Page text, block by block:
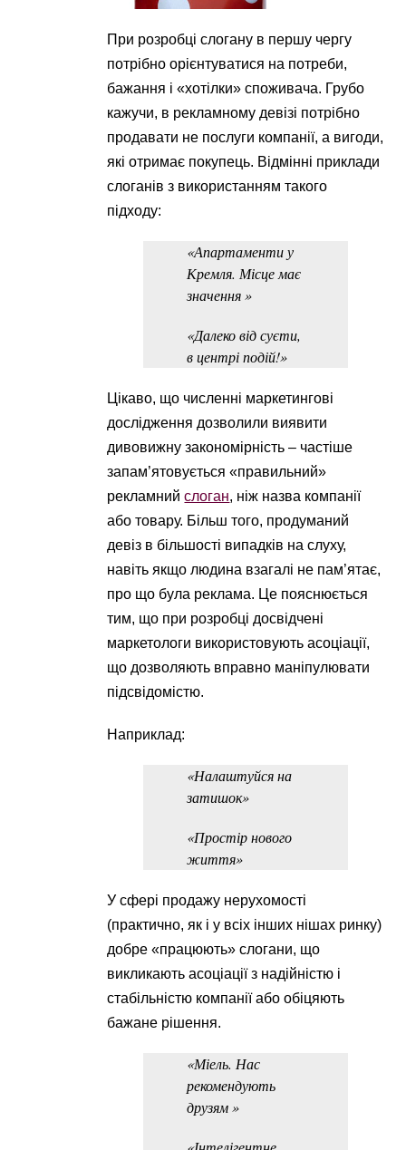
При розробці слогану в першу чергу
потрібно орієнтуватися на потреби,
бажання і «хотілки» споживача. Грубо
кажучи, в рекламному девізі потрібно
продавати не послуги компанії, а вигоди,
які отримає покупець. Відмінні приклади
слоганів з використанням такого
підходу:
«Апартаменти у
Кремля. Місце має
значення »
«Далеко від суєти,
в центрі подій!»
Цікаво, що численні маркетингові
дослідження дозволили виявити
дивовижну закономірність – частіше
запам’ятовується «правильний»
рекламнийслоган, ніж назва компанії
або товару. Більш того, продуманий
девіз в більшості випадків на слуху,
навіть якщо людина взагалі не пам’ятає,
про що була реклама. Це пояснюється
тим, що при розробці досвідчені
маркетологи використовують асоціації,
що дозволяють вправно маніпулювати
підсвідомістю.
Наприклад:
«Налаштуйся на
затишок»
«Простір нового
життя»
У сфері продажу нерухомості
(практично, як і у всіх інших нішах ринку)
добре «працюють» слогани, що
викликають асоціації з надійністю і
стабільністю компанії або обіцяють
бажане рішення.
«Міель. Нас
рекомендують
друзям »